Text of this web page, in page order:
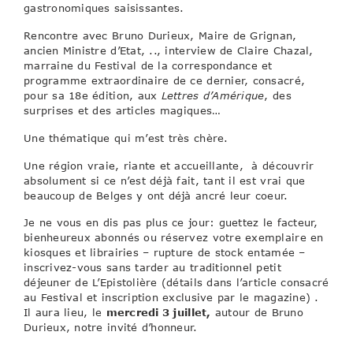
gastronomiques saisissantes.
Rencontre avec Bruno Durieux, Maire de Grignan,
ancien Ministre d’Etat, .., interview de Claire Chazal,
marraine du Festival de la correspondance et
programme extraordinaire de ce dernier, consacré,
pour sa 18e édition, aux Lettres d’Amérique, des
surprises et des articles magiques…
Une thématique qui m’est très chère.
Une région vraie, riante et accueillante, à découvrir
absolument si ce n’est déjà fait, tant il est vrai que
beaucoup de Belges y ont déjà ancré leur coeur.
Je ne vous en dis pas plus ce jour: guettez le facteur,
bienheureux abonnés ou réservez votre exemplaire en
kiosques et librairies – rupture de stock entamée –
inscrivez-vous sans tarder au traditionnel petit
déjeuner de L’Epistolière (détails dans l’article consacré
au Festival et inscription exclusive par le magazine) .
Il aura lieu, le mercredi 3 juillet, autour de Bruno
Durieux, notre invité d’honneur.